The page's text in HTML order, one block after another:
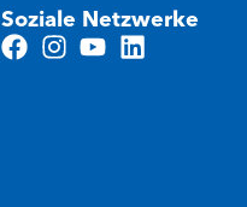
Soziale Netzwerke